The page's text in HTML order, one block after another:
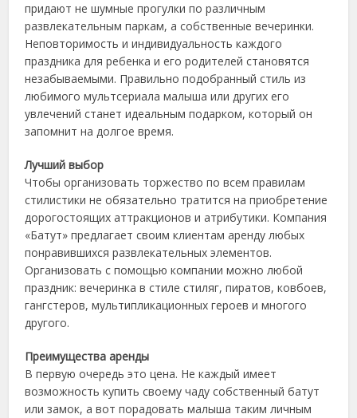
придают не шумные прогулки по различным
развлекательным паркам, а собственные вечеринки.
Неповторимость и индивидуальность каждого
праздника для ребенка и его родителей становятся
незабываемыми. Правильно подобранный стиль из
любимого мультсериала малыша или других его
увлечений станет идеальным подарком, который он
запомнит на долгое время.
Лучший выбор
Чтобы организовать торжество по всем правилам
стилистики не обязательно тратится на приобретение
дорогостоящих аттракционов и атрибутики. Компания
«Батут» предлагает своим клиентам аренду любых
понравившихся развлекательных элементов.
Организовать с помощью компании можно любой
праздник: вечеринка в стиле стиляг, пиратов, ковбоев,
гангстеров, мультипликационных героев и многого
другого.
Преимущества аренды
В первую очередь это цена. Не каждый имеет
возможность купить своему чаду собственный батут
или замок, а вот порадовать малыша таким личным